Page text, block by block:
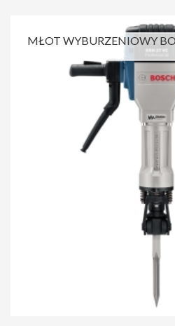
MŁOT WYBURZENIOWY